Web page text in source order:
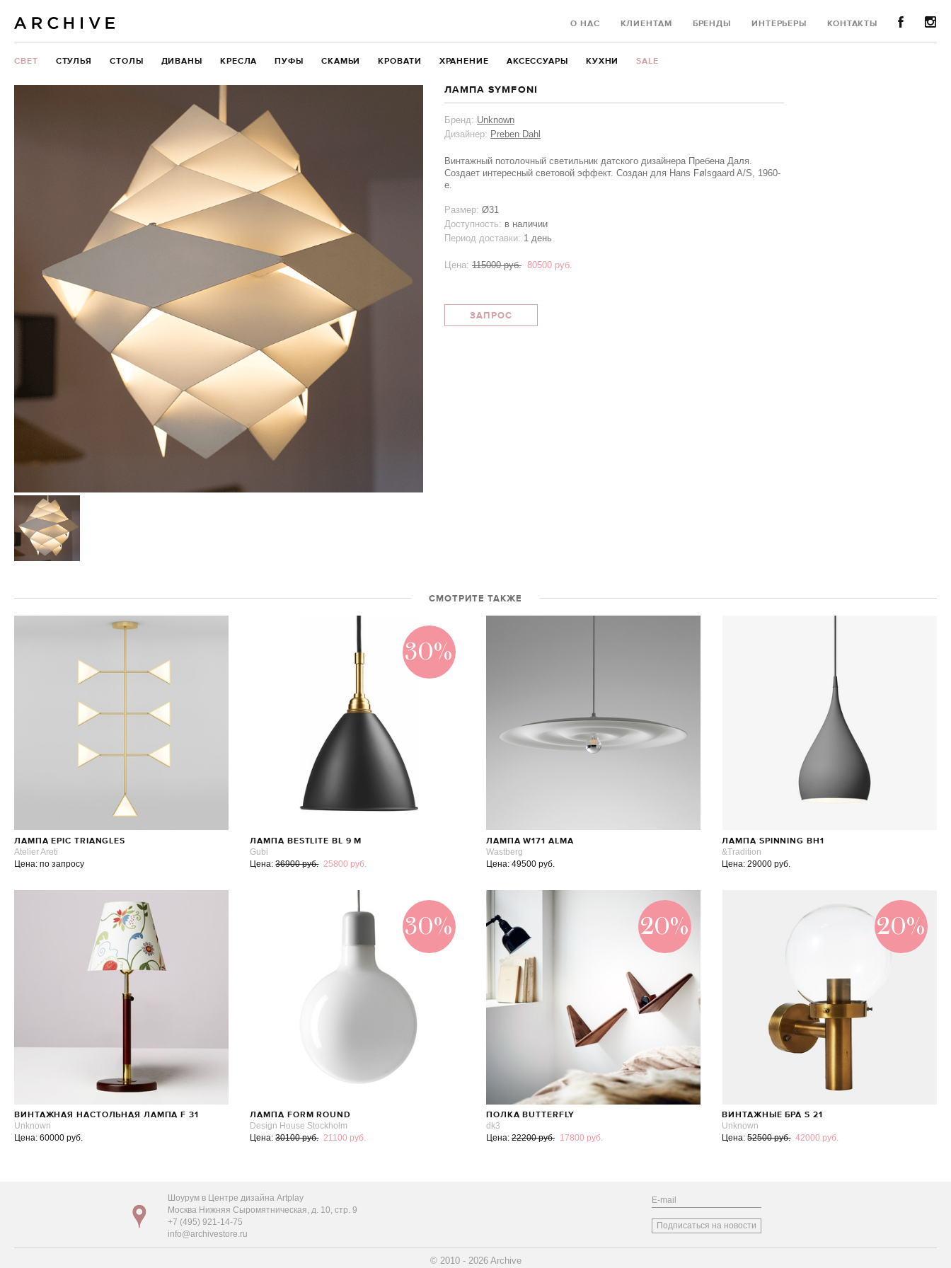
СВЕТ СТУЛЬЯ СТОЛЫ ДИВАНЫ КРЕСЛА ПУФЫ СКАМЬИ КРОВАТИ ХРАНЕНИЕ АКСЕССУАРЫ КУХНИ SALE
О НАС КЛИЕНТАМ БРЕНДЫ ИНТЕРЬЕРЫ КОНТАКТЫ
ЛАМПА SYMFONI
Бренд: Unknown
Дизайнер: Preben Dahl
Винтажный потолочный светильник датского дизайнера Пребена Даля.
Создает интересный световой эффект. Создан для Hans Følsgaard A/S, 1960-
е.
Размер: Ø31
Доступность: в наличии
Период доставки: 1 день
Цена: 115000 руб. 80500 руб.
ЗАПРОС
СМОТРИТЕ ТАКЖЕ
ЛАМПА EPIC TRIANGLES
Atelier Areti
Цена: по запросу
30%
ЛАМПА BESTLITE BL 9 M
Gubi
Цена:36900 руб. 25800 руб.
ЛАМПА W171 ALMA
Wastberg
Цена: 49500 руб.
ЛАМПА SPINNING BH1
&Tradition
Цена: 29000 руб.
ВИНТАЖНАЯ НАСТОЛЬНАЯ ЛАМПА F 31
Unknown
Цена: 60000 руб.
30%
ЛАМПА FORM ROUND
Design House Stockholm
Цена:30100 руб. 21100 руб.
20%
ПОЛКА BUTTERFLY
dk3
Цена: 22200 руб. 17800 руб.
20%
ВИНТАЖНЫЕ БРА S 21
Unknown
Цена:52500 руб. 42000 руб.
Шоурум в Центре дизайна Artplay
Москва Нижняя Сыромятническая, д. 10, стр. 9
+7 (495) 921-14-75
info@archivestore.ru
Подписаться на новости
© 2010 - 2026 Archive